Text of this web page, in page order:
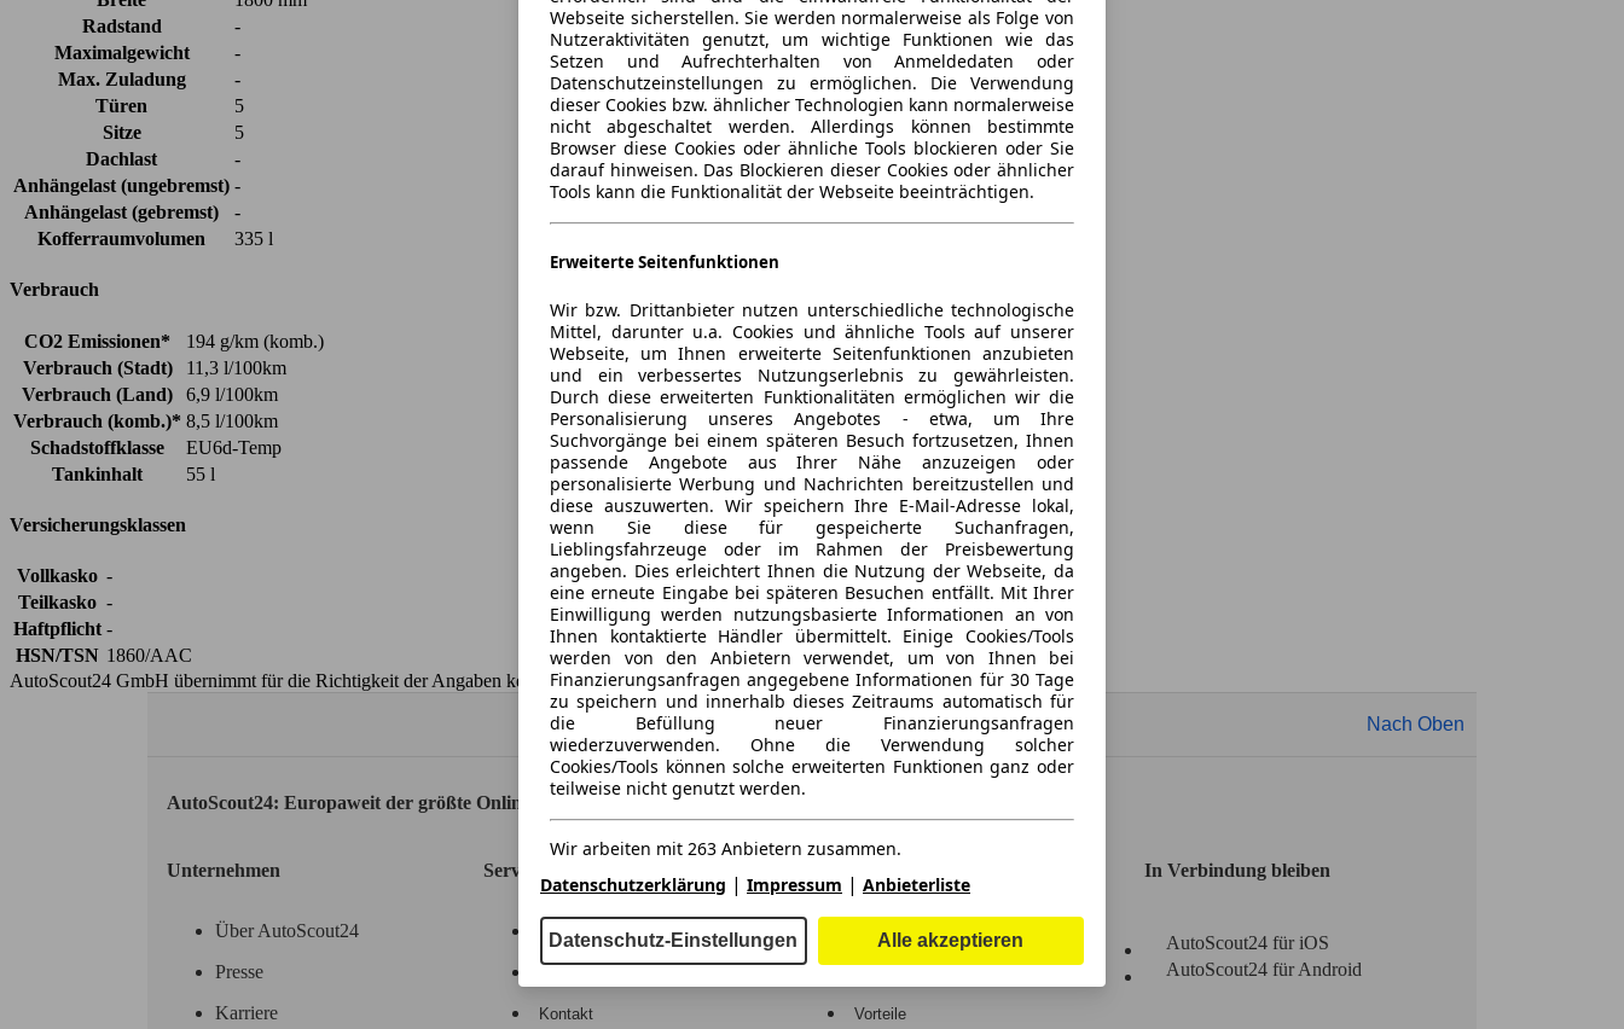
Radstand
-
Maximalgewicht
-
Max. Zuladung
-
Türen
5
Sitze
5
Dachlast
-
Anhängelast (ungebremst) -
Anhängelast (gebremst)
-
Kofferraumvolumen
335 l
Verbrauch
CO2 Emissionen*
194 g/km (komb.)
Verbrauch (Stadt)
11,3 l/100km
Verbrauch (Land)
6,9 l/100km
Verbrauch (komb.)* 8,5 l/100km
Schadstoffklasse
EU6d-Temp
Tankinhalt
55 l
Versicherungsklassen
Vollkasko -
Teilkasko -
Haftpflicht -
HSN/TSN 1860/AAC
AutoScout24 GmbH übernimmt für die Richtigkeit der Angaben keine Gewähr.
Nach Oben
AutoScout24: Europaweit der größte Online-Automarkt.
Unternehmen
Über AutoScout24
Presse
Karriere
Service
Hilfe
Kontakt
Anmelden
Vorteile
In Verbindung bleiben
AutoScout24 für iOS
AutoScout24 für Android
Webseite sicherstellen. Sie werden normalerweise als Folge von
Nutzeraktivitäten genutzt, um wichtige Funktionen wie das
Setzen und Aufrechterhalten von Anmeldedaten oder
Datenschutzeinstellungen zu ermöglichen. Die Verwendung
dieser Cookies bzw. ähnlicher Technologien kann normalerweise
nicht abgeschaltet werden. Allerdings können bestimmte
Browser diese Cookies oder ähnliche Tools blockieren oder Sie
darauf hinweisen. Das Blockieren dieser Cookies oder ähnlicher
Tools kann die Funktionalität der Webseite beeinträchtigen.
Erweiterte Seitenfunktionen
Wir bzw. Drittanbieter nutzen unterschiedliche technologische
Mittel, darunter u.a. Cookies und ähnliche Tools auf unserer
Webseite, um Ihnen erweiterte Seitenfunktionen anzubieten
und ein verbessertes Nutzungserlebnis zu gewährleisten.
Durch diese erweiterten Funktionalitäten ermöglichen wir die
Personalisierung unseres Angebotes - etwa, um Ihre
Suchvorgänge bei einem späteren Besuch fortzusetzen, Ihnen
passende Angebote aus Ihrer Nähe anzuzeigen oder
personalisierte Werbung und Nachrichten bereitzustellen und
diese auszuwerten. Wir speichern Ihre E-Mail-Adresse lokal,
wenn Sie diese für gespeicherte Suchanfragen,
Lieblingsfahrzeuge oder im Rahmen der Preisbewertung
angeben. Dies erleichtert Ihnen die Nutzung der Webseite, da
eine erneute Eingabe bei späteren Besuchen entfällt. Mit Ihrer
Einwilligung werden nutzungsbasierte Informationen an von
Ihnen kontaktierte Händler übermittelt. Einige Cookies/Tools
werden von den Anbietern verwendet, um von Ihnen bei
Finanzierungsanfragen angegebene Informationen für 30 Tage
zu speichern und innerhalb dieses Zeitraums automatisch für
die Befüllung neuer Finanzierungsanfragen
wiederzuverwenden. Ohne die Verwendung solcher
Cookies/Tools können solche erweiterten Funktionen ganz oder
teilweise nicht genutzt werden.
Wir arbeiten mit 263 Anbietern zusammen.
Datenschutzerklärung | Impressum | Anbieterliste
Datenschutz-Einstellungen Alle akzeptieren